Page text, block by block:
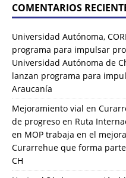
COMENTARIOS
Universidad Autónoma,
programa para impulsar
Universidad Autónoma de
lanzan programa para
Araucanía
Mejoramiento vial en
de progreso en Ruta
en MOP trabaja en el
Curarrehue que forma
CH